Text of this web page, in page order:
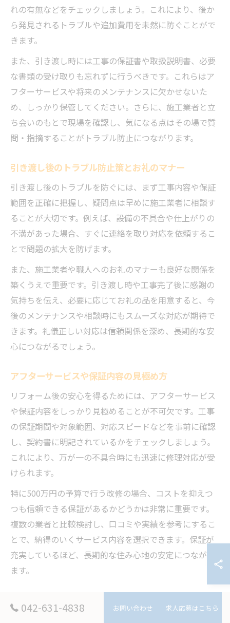
れの有無などをチェックしましょう。これにより、後か
ら発見されるトラブルや追加費用を未然に防ぐことがで
きます。
また、引き渡し時には工事の保証書や取扱説明書、必要
な書類の受け取りも忘れずに行うべきです。これらはア
フターサービスや将来のメンテナンスに欠かせないた
め、しっかり保管してください。さらに、施工業者と立
ち会いのもとで現場を確認し、気になる点はその場で質
問・指摘することがトラブル防止につながります。
引き渡し後のトラブル防止策とお礼のマナー
引き渡し後のトラブルを防ぐには、まず工事内容や保証
範囲を正確に把握し、疑問点は早めに施工業者に相談す
ることが大切です。例えば、設備の不具合や仕上がりの
不満があった場合、すぐに連絡を取り対応を依頼するこ
とで問題の拡大を防げます。
また、施工業者や職人へのお礼のマナーも良好な関係を
築くうえで重要です。引き渡し時や工事完了後に感謝の
気持ちを伝え、必要に応じてお礼の品を用意すると、今
後のメンテナンスや相談時にもスムーズな対応が期待で
きます。礼儀正しい対応は信頼関係を深め、長期的な安
心につながるでしょう。
アフターサービスや保証内容の見極め方
リフォーム後の安心を得るためには、アフターサービス
や保証内容をしっかり見極めることが不可欠です。工事
の保証期間や対象範囲、対応スピードなどを事前に確認
し、契約書に明記されているかをチェックしましょう。
これにより、万が一の不具合時にも迅速に修理対応が受
けられます。
特に500万円の予算で行う改修の場合、コストを抑えつ
つも信頼できる保証があるかどうかは非常に重要です。
複数の業者と比較検討し、口コミや実績を参考にするこ
とで、納得のいくサービス内容を選択できます。保証が
充実しているほど、長期的な住み心地の安定につながり
ます。
042-631-4838 お問い合わせ 求人応募はこちら